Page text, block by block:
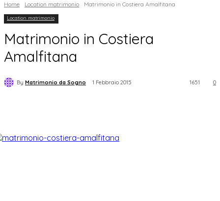
Home Location matrimonio Matrimonio in Costiera Amalfitana
Location matrimonio
Matrimonio in Costiera
Amalfitana
By Matrimonio da Sogno 1 Febbraio 2015 0
1651